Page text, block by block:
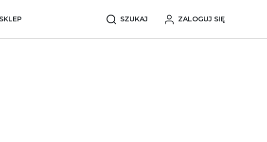
SKLEP SZUKAJ ZALOGUJ SIĘ